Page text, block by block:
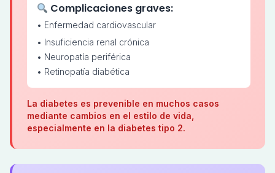
Complicaciones graves:
• Enfermedad cardiovascular
• Insuficiencia renal crónica
• Neuropatía periférica
• Retinopatía diabética
La diabetes es prevenible en muchos casos
mediante cambios en el estilo de vida,
especialmente en la diabetes tipo 2.